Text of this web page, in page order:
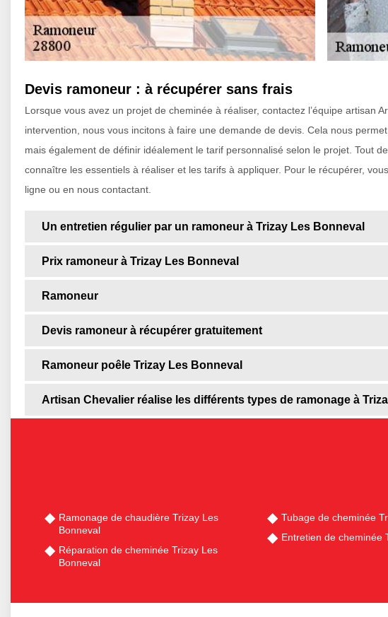
Devis ramoneur : à récupérer sans frais
Lorsque vous avez un projet de cheminée à réaliser, contactez l’équipe artisan
intervention, nous vous incitons à faire une demande de devis. Cela nous
mais également de définir idéalement le tarif personnalisé selon le projet. Tout
connaître les essentiels à réaliser et les tarifs à appliquer. Pour le récupérer,
ligne ou en nous contactant.
Un entretien régulier par un ramoneur à Trizay Les Bonneval
Prix ramoneur à Trizay Les Bonneval
Ramoneur
Devis ramoneur à récupérer gratuitement
Ramoneur poêle Trizay Les Bonneval
Artisan Chevalier réalise les différents types de ramonage à
Ramonage de chaudière Trizay Les
Bonneval
Réparation de cheminée Trizay Les
Bonneval
Tubage de cheminée
Entretien de cheminée